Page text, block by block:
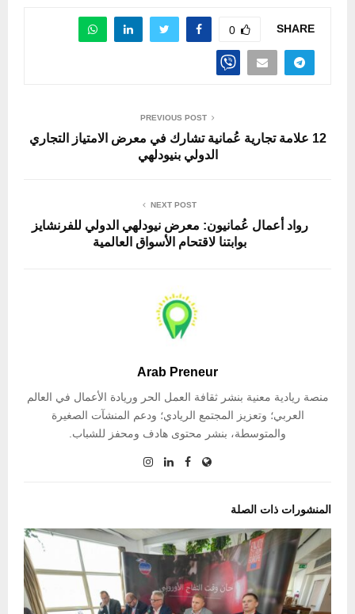
SHARE
0
PREVIOUS POST
12 علامة تجارية عُمانية تشارك في معرض الامتياز التجاري
الدولي بنيودلهي
NEXT POST
رواد أعمال عُمانيون: معرض نيودلهي الدولي للفرنشايز
بوابتنا لاقتحام الأسواق العالمية
Arab Preneur
منصة ريادية معنية بنشر ثقافة العمل الحر وريادة الأعمال في العالم
العربي؛ وتعزيز المجتمع الريادي؛ ودعم المنشآت الصغيرة
والمتوسطة، بنشر محتوى هادف ومحفز للشباب.
المنشورات ذات الصلة